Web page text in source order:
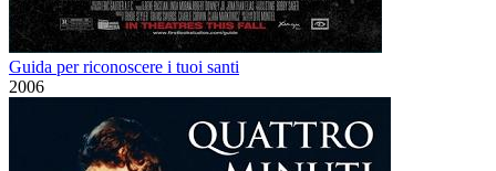
Guida per riconoscere i tuoi santi
2006